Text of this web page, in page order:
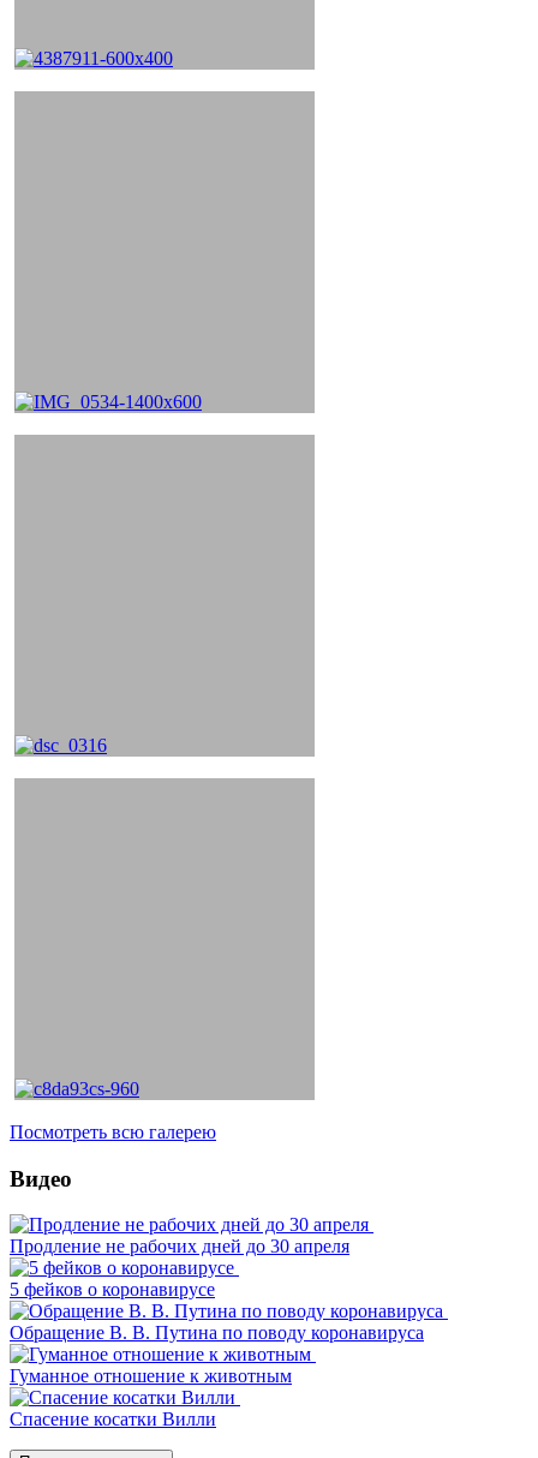
Посмотреть всю галерею
Видео
Продление не рабочих дней до 30 апреля
5 фейков о коронавирусе
Обращение В. В. Путина по поводу коронавируса
Гуманное отношение к животным
Спасение косатки Вилли